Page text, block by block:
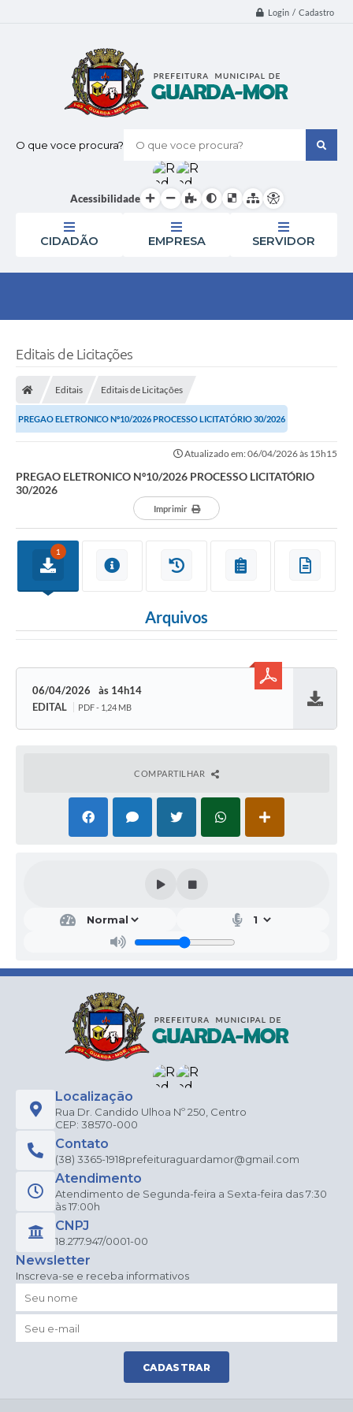
Login / Cadastro
O que voce procura?
Acessibilidade
CIDADÃO EMPRESA SERVIDOR
Editais de Licitações
Editais Editais de Licitações
PREGAO ELETRONICO Nº10/2026 PROCESSO LICITATÓRIO 30/2026
Atualizado em: 06/04/2026 às 15h15
PREGAO ELETRONICO Nº10/2026 PROCESSO LICITATÓRIO
30/2026
Imprimir
1
Arquivos
06/04/2026
14h14
EDITAL
PDF - 1,24 MB
COMPARTILHAR
Localização
Rua Dr. Candido Ulhoa Nº 250, Centro
CEP: 38570-000
Contato
(38) 3365-1918prefeituraguardamor@gmail.com
Atendimento
Atendimento de Segunda-feira a Sexta-feira das 7:30
às 17:00h
CNPJ
18.277.947/0001-00
Newsletter
Inscreva-se e receba informativos
CADASTRAR